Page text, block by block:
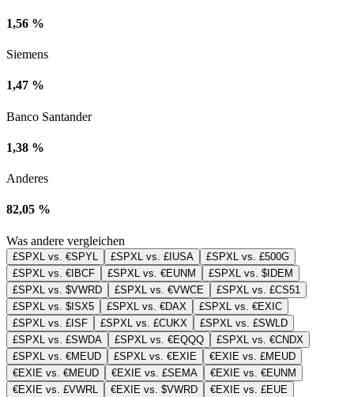
1,56 %
Siemens
1,47 %
Banco Santander
1,38 %
Anderes
82,05 %
Was andere vergleichen
£SPXL vs. €SPYL £SPXL vs. £IUSA
£SPXL vs. £500G
£SPXL vs. €IBCF
£SPXL vs. €EUNM
£SPXL vs. $IDEM
£SPXL vs. $VWRD
£SPXL vs. €VWCE
£SPXL vs. £CS51
£SPXL vs. $ISX5
£SPXL vs. €DAX
£SPXL vs. €EXIC
£SPXL vs. £ISF
£SPXL vs. £CUKX
£SPXL vs. £SWLD
£SPXL vs. £SWDA
£SPXL vs. €EQQQ
£SPXL vs. €CNDX
£SPXL vs. €MEUD
£SPXL vs. €EXIE
€EXIE vs. £MEUD
€EXIE vs. €MEUD
€EXIE vs. £SEMA
€EXIE vs. €EUNM
€EXIE vs. £VWRL
€EXIE vs. $VWRD
€EXIE vs. £EUE